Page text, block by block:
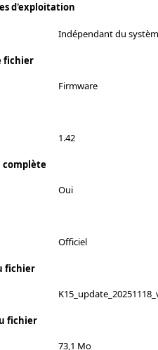
d'exploitation
Indépendant du
fichier
Firmware
1.42
complète
Oui
Officiel
fichier
fichier
73,1 Mo